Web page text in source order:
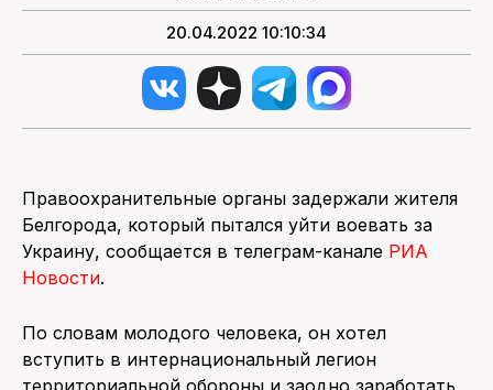
Интересное
Новости кино и ТВ
Новости России
Политика
О НАС
20.04.2022 10:10:34
Правоохранительные органы задержали жителя
Белгорода, который пытался уйти воевать за
Украину, сообщается в телеграм-канале РИА
Новости.
По словам молодого человека, он хотел
вступить в интернациональный легион
территориальной обороны и заодно заработать